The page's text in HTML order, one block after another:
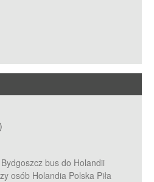
bus do Holandii
osób Holandia Polska Piła